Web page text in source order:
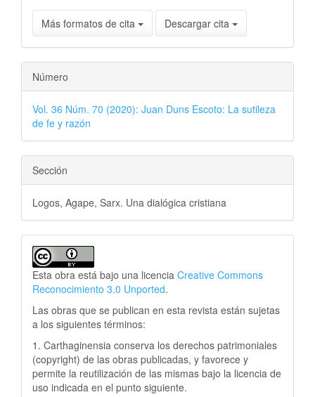
Más formatos de cita Descargar cita
Número
Vol. 36 Núm. 70 (2020): Juan Duns Escoto: La sutileza
de fe y razón
Sección
Logos, Agape, Sarx. Una dialógica cristiana
Esta obra está bajo una licencia Creative Commons
Reconocimiento 3.0 Unported.
Las obras que se publican en esta revista están sujetas
a los siguientes términos:
1. Carthaginensia conserva los derechos patrimoniales
(copyright) de las obras publicadas, y favorece y
permite la reutilización de las mismas bajo la licencia de
uso indicada en el punto siguiente.